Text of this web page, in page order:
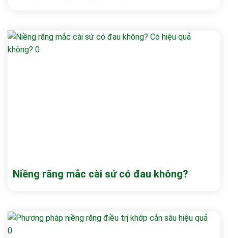
Niềng răng mắc cài sứ có đau không?